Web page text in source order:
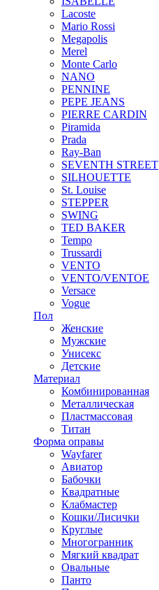
Lacoste
Mario Rossi
Megapolis
Merel
Monte Carlo
NANO
PENNINE
PEPE JEANS
PIERRE CARDIN
Piramida
Prada
Ray-Ban
SEVENTH STREET
SILHOUETTE
St. Louise
STEPPER
SWING
TED BAKER
Tempo
Trussardi
VENTO
VENTO/VENTOE
Versace
Vogue
Пол
Женские
Мужские
Унисекс
Детские
Материал
Комбинированная
Металлическая
Пластмассовая
Титан
Форма оправы
Wayfarer
Авиатор
Бабочки
Квадратные
Клабмастер
Кошки/Лисички
Круглые
Многогранник
Мягкий квадрат
Овальные
Панто